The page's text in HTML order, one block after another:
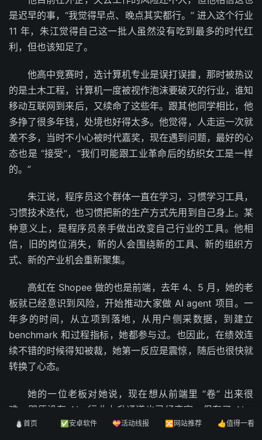
是迟早的事，“我觉得早点、晚点其实都行。” 进入这个行业
11 年，朱江觉得自己这一批人虽然没有吃到最多的时代红
利，但也该知足了。
他高中竞赛时，选计算机专业是误打误撞，那时被热议
的是土木工程，计算机一度被视作泡沫要破灭的行业，谁知
移动互联网到来后，又续命了这些年。跟其他同学相比，他
多挣了很多年钱，处境也好得太多。他觉得，人走运一次就
差不多，当时不小心被时代嘉奖，现在遇到问题，最好的心
态也是 “接受”，“我们可能跟工业革命后的纺织女工是一样
的。”
朱江说，程序员这个群体一直在学习，习惯学习工具，
习惯技术迭代，也习惯把新的生产方式先用到自己身上。某
种意义上，是程序员亲手做出改变自己行业的工具。他相
信，旧的岗位消失，新的人会围绕新的工具、新的组织方
式、新的产业机会重新聚集。
高虹在 Shopee 做的也是前端，去年 4、5 月，她的老
板就已经意识到风险，开始推动大家做 AI agent 项目。一
年多的时间，从立项到落地，从用户侧采数据，到建立
benchmark 和过程指标，她都参与过。也因此，在绩效连
续不错的时候得知被裁，她第一反应是震惊，随后也很快就
转换了心态。
她的一位老板对她说，现在想从前端里 “卷” 出来很
难，即便没有 AI，行业上升通道也已经变窄。但有了 AI，
反而出现一个新机会点，大家都在同一条新路上出发，只要
⛄首页 ✅安卓软件 💝活动线报 🔀网站推荐 👍值得一看